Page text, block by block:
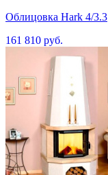
Облицовка Hark 4/3.3
161 810 руб.